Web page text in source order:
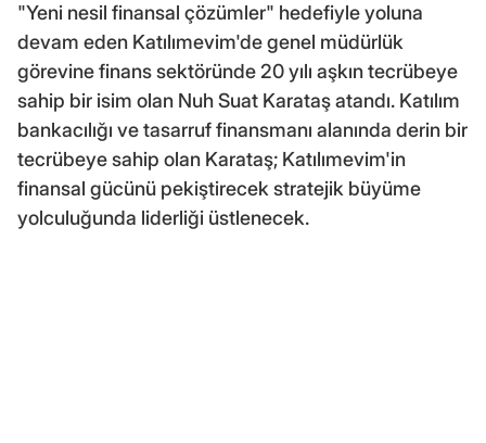
"Yeni nesil finansal çözümler" hedefiyle yoluna
devam eden Katılımevim'de genel müdürlük
görevine finans sektöründe 20 yılı aşkın tecrübeye
sahip bir isim olan Nuh Suat Karataş atandı. Katılım
bankacılığı ve tasarruf finansmanı alanında derin bir
tecrübeye sahip olan Karataş; Katılımevim'in
finansal gücünü pekiştirecek stratejik büyüme
yolculuğunda liderliği üstlenecek.